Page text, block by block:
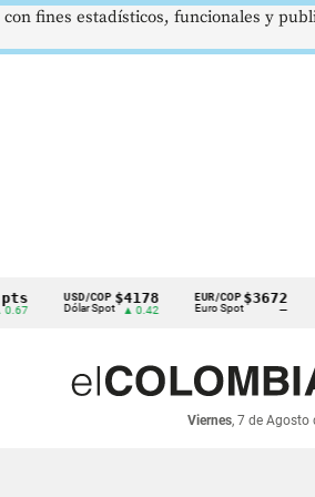
USD/COP
Dólar Spot
$4178
▲ 0.42
EUR/COP
Euro Spot
$3672
— Tasa
Viernes, 7 de Agosto
fines estadísticos, funcionales y